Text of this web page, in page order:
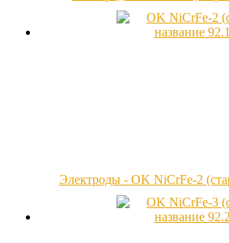
Электроды - OK NiCrFe-2